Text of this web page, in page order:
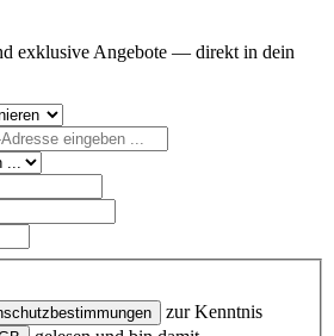
exklusive Angebote — direkt in dein
zur Kenntnis